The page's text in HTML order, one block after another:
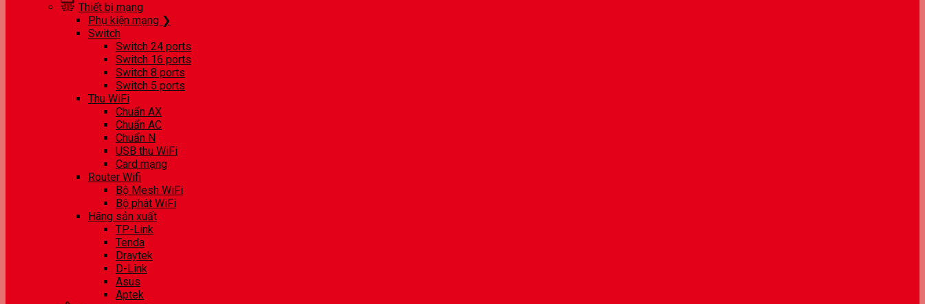
Thiết bị mạng
Phụ kiện mạng ❯
Switch
Switch 24 ports
Switch 16 ports
Switch 8 ports
Switch 5 ports
Thu WiFi
Chuẩn AX
Chuẩn AC
Chuẩn N
USB thu WiFi
Card mạng
Router Wifi
Bộ Mesh WiFi
Bộ phát WiFi
Hãng sản xuất
TP-Link
Tenda
Draytek
D-Link
Asus
Aptek